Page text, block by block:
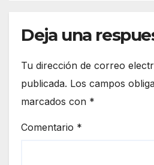
Deja una
Tu dirección de correo
publicada. Los campos
marcados con *
Comentario *